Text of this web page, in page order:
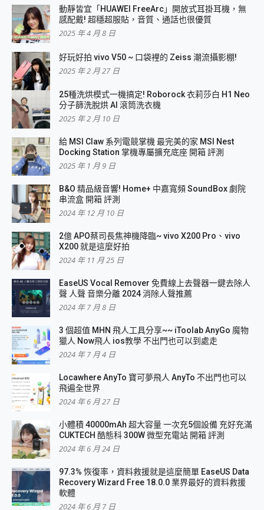
動靜皆宜「HUAWEI FreeArc」開放式耳掛耳機，無
感配戴! 超穩超服貼，音質、通話也很優質
2025 年 4 月 8 日
好玩好拍 vivo V50 ~ 口袋裡的 Zeiss 潮流攝影棚!
2025 年 2 月 27 日
25種洗烘模式一機搞定! Roborock 衣莉莎白 H1 Neo
分子篩洗脫烘 AI 滾筒洗衣機
2025 年 2 月 10 日
給 MSI Claw 系列電競掌機 最完美的家 MSI Nest
Docking Station 掌機專屬擴充底座 開箱 評測
2025 年 1 月 9 日
B&O 精品級音響! Home+ 中嘉寬頻 SoundBox 劇院
串流盒 開箱 評測
2024 年 12 月 10 日
2億 APO蔡司長焦神機降臨~ vivo X200 Pro、vivo
X200 就是這麼好拍
2024 年 11 月 25 日
EaseUS Vocal Remover 免費線上去聲器一鍵去除人
聲 人聲 音樂分離 2024 消除人聲推薦
2024 年 7 月 8 日
3 個超值 MHN 飛人工具分享~~ iToolab AnyGo 魔物
獵人 Now飛人 ios教學 不出門也可以到處走
2024 年 7 月 4 日
Locawhere AnyTo 寶可夢飛人 AnyTo 不出門也可以
飛遍全世界
2024 年 6 月 27 日
小體積 40000mAh 超大容量 一次充5個設備 充好充滿
CUKTECH 酷態科 300W 微型充電站 開箱 評測
2024 年 6 月 24 日
97.3% 恢復率，資料救援就是這麼簡單 EaseUS Data
Recovery Wizard Free 18.0.0 業界最好的資料救援
軟體
2024 年 6 月 7 日